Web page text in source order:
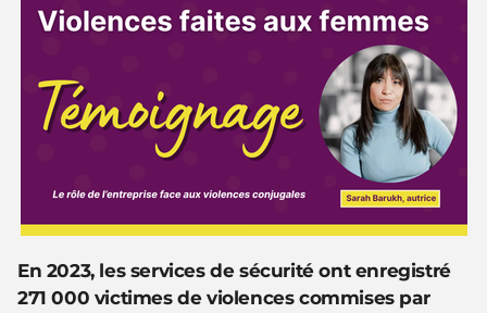
En 2023, les services de sécurité ont enregistré
271 000 victimes de violences commises par